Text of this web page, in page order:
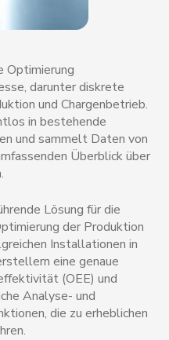
darunter diskrete
und Chargenbetrieb.
in bestehende
und sammelt Daten von
Überblick über
Lösung für die
der Produktion
Installationen in
eine genaue
(OEE) und
Analyse- und
die zu erheblichen